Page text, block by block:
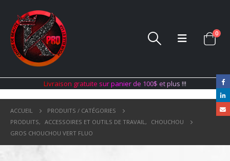
0
Livraison gratuite surpanier de 100$ etplus !!!
ACCUEIL
PRODUITS / CATÉGORIES
PRODUITS, ACCESSOIRES ET OUTILS DE TRAVAIL ,
CHOUCHOU
GROS CHOUCHOU VERT FLUO